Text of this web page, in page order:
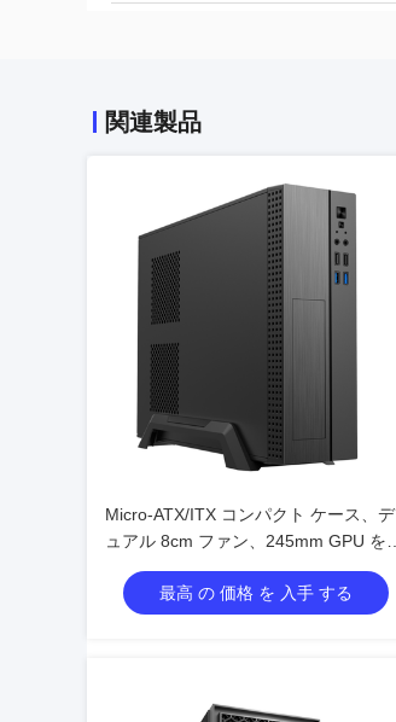
関連製品
Micro-ATX/ITX コンパクト ケース、デ
ュアル 8cm ファン、245mm GPU をサ
ポート
最高 の 価格 を 入手 する